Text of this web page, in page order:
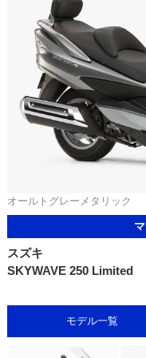
オールトグレーメタリック
スズキ
SKYWAVE 250 Limited
モデル一覧